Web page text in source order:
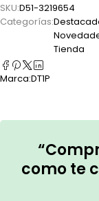
SKU:D51-3219654
Categorías:
Tienda
Marca:DT1P
como te